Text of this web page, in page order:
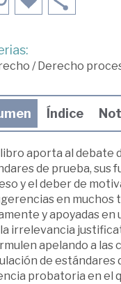
/Derecho
Índice
aporta al debate
de prueba, sus
y el deber de
en muchos
y apoyadas
irrelevancia
apelando a las
de estándares
probatoria en el